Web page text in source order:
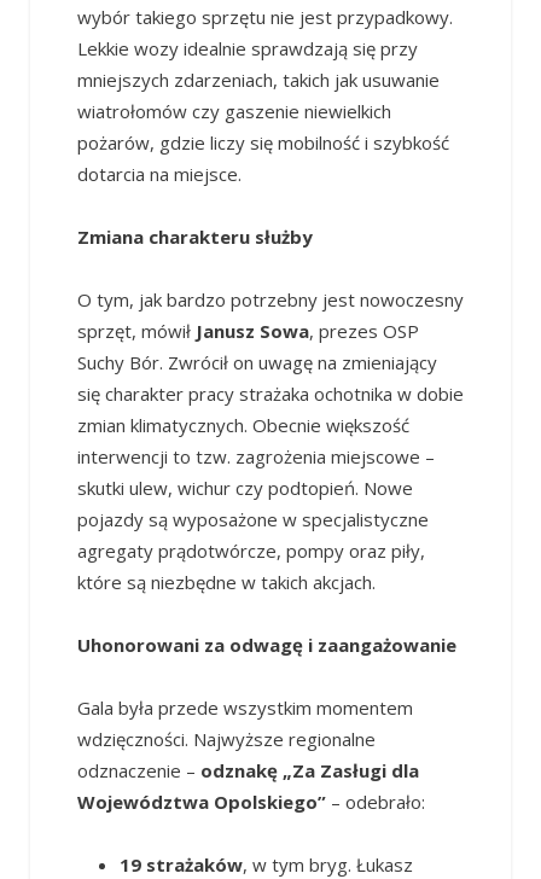
wybór takiego sprzętu nie jest przypadkowy.
Lekkie wozy idealnie sprawdzają się przy
mniejszych zdarzeniach, takich jak usuwanie
wiatrołomów czy gaszenie niewielkich
pożarów, gdzie liczy się mobilność i szybkość
dotarcia na miejsce.
Zmiana charakteru służby
O tym, jak bardzo potrzebny jest nowoczesny
sprzęt, mówił Janusz Sowa, prezes OSP
Suchy Bór. Zwrócił on uwagę na zmieniający
się charakter pracy strażaka ochotnika w dobie
zmian klimatycznych. Obecnie większość
interwencji to tzw. zagrożenia miejscowe –
skutki ulew, wichur czy podtopień. Nowe
pojazdy są wyposażone w specjalistyczne
agregaty prądotwórcze, pompy oraz piły,
które są niezbędne w takich akcjach.
Uhonorowani za odwagę i zaangażowanie
Gala była przede wszystkim momentem
wdzięczności. Najwyższe regionalne
odznaczenie – odznakę „Za Zasługi dla
Województwa Opolskiego”– odebrało:
19 strażaków, w tym bryg. Łukasz